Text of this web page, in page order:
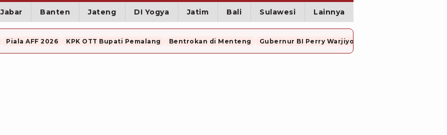
Jabar Banten Jateng DI Yogya Jatim Bali Sulawesi Lainnya
Piala AFF 2026 KPK OTT Bupati Pemalang Bentrokan di Menteng Gubernur BI Perry Warjiyo Mundur